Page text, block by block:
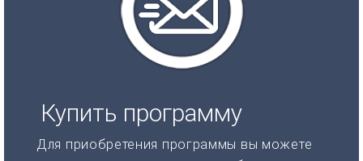
Купить программу
Для приобретения программы вы можете